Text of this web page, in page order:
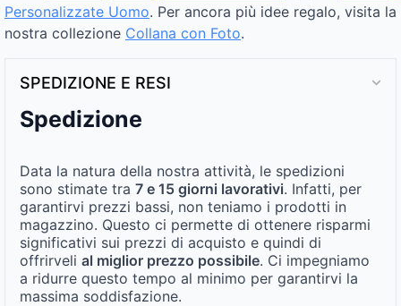
Personalizzate Uomo. Per ancora più idee regalo, visita la
nostra collezione Collana con Foto.
SPEDIZIONE E RESI
Spedizione
Data la natura della nostra attività, le spedizioni
sono stimate tra 7 e 15 giorni lavorativi. Infatti, per
garantirvi prezzi bassi, non teniamo i prodotti in
magazzino. Questo ci permette di ottenere risparmi
significativi sui prezzi di acquisto e quindi di
offrirveli al miglior prezzo possibile. Ci impegniamo
a ridurre questo tempo al minimo per garantirvi la
massima soddisfazione.